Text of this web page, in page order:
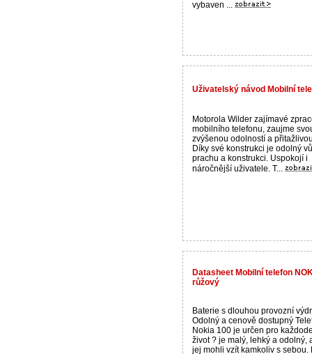
vybaven ...
Uživatelský návod Mobilní
Motorola Wilder zajímavé
mobilního telefonu, zaujme
zvýšenou odolností a
Díky své konstrukci je odolný
prachu a konstrukci. Uspokojí i
náročnější uživatele. T...
Datasheet Mobilní telefon
růžový
Baterie s dlouhou provozní
Odolný a cenově dostupný
Nokia 100 je určen pro
život ? je malý, lehký a odolný,
jej mohli vzít kamkoliv s sebou.